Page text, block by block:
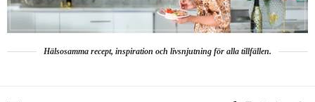
Hälsosamma recept, inspiration och livsnjutning för alla tillfällen.